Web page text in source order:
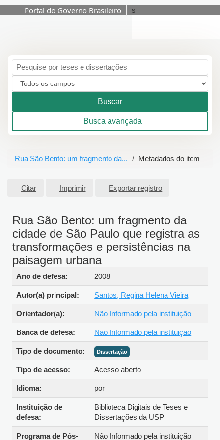
Portal do Governo Brasileiro
s
Buscar
Busca avançada
Rua São Bento: um fragmento da... Metadados do item
Citar Imprimir Exportar registro
Rua São Bento: um fragmento da
cidade de São Paulo que registra as
transformações e persistências na
paisagem urbana
Detalhes bibliográficos
Ano de defesa: 2008
Autor(a) principal: Santos, Regina Helena Vieira
Orientador(a): Não Informado pela instituição
Banca de defesa: Não Informado pela instituição
Tipo de documento: Dissertação
Tipo de acesso: Acesso aberto
Idioma: por
Instituição de
defesa:
Biblioteca Digitais de Teses e
Dissertações da USP
Programa de Pós- Não Informado pela instituição